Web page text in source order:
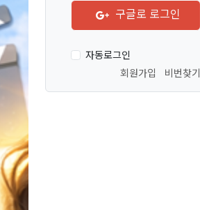
구글로 로그인
자동로그인
회원가입
비번찾기